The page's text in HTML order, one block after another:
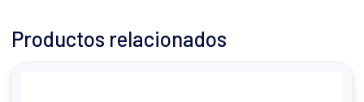
Productos relacionados